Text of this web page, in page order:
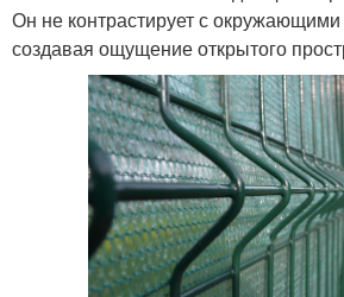
Он не контрастирует с
создавая ощущение открытого